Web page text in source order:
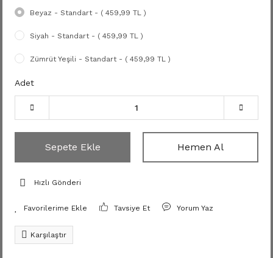
Beyaz - Standart - ( 459,99 TL )
Siyah - Standart - ( 459,99 TL )
Zümrüt Yeşili - Standart - ( 459,99 TL )
Adet
Sepete Ekle Hemen Al
Hızlı Gönderi
Tavsiye Et Yorum Yaz
Karşılaştır